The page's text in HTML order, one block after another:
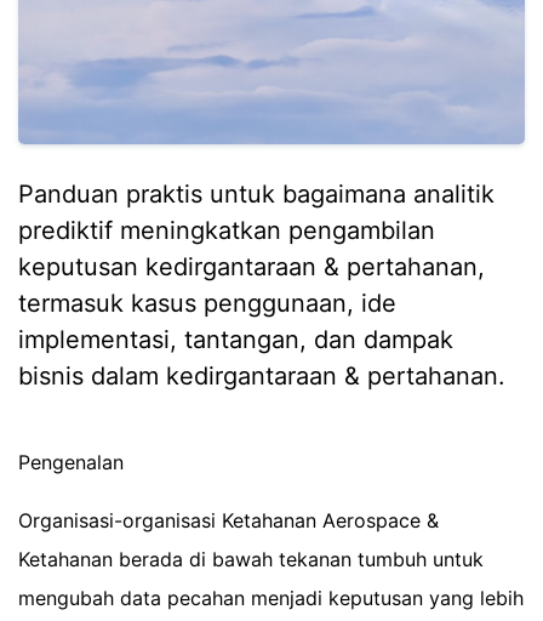
Panduan praktis untuk bagaimana analitik
prediktif meningkatkan pengambilan
keputusan kedirgantaraan & pertahanan,
termasuk kasus penggunaan, ide
implementasi, tantangan, dan dampak
bisnis dalam kedirgantaraan & pertahanan.
Pengenalan
Organisasi-organisasi Ketahanan Aerospace &
Ketahanan berada di bawah tekanan tumbuh untuk
mengubah data pecahan menjadi keputusan yang lebih